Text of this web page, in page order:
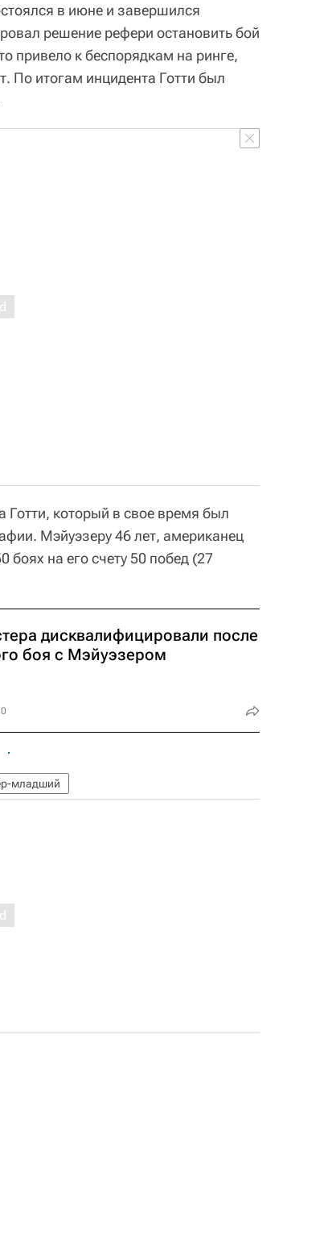
в июне и завершился
решение рефери остановить бой
привело к беспорядкам на ринге,
По итогам инцидента Готти был
Готти, который в свое время был
Мэйуэзеру 46 лет, американец
на его счету 50 побед (27
дисквалифицировали после
боя с Мэйуэзером
младший